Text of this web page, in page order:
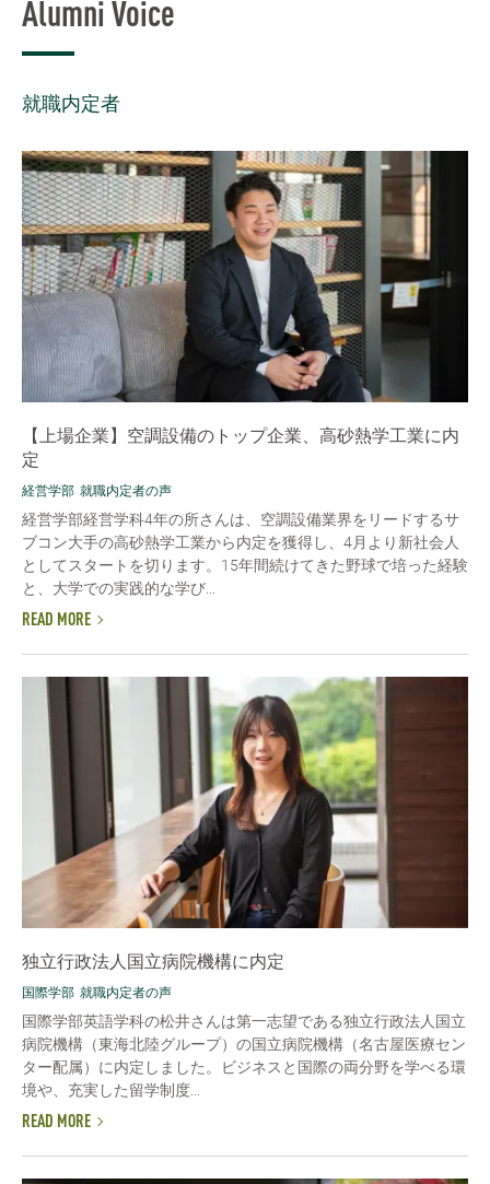
Alumni Voice
就職内定者
【上場企業】空調設備のトップ企業、高砂熱学工業に内
定
経営学部 就職内定者の声
経営学部経営学科4年の所さんは、空調設備業界をリードするサ
ブコン大手の高砂熱学工業から内定を獲得し、4月より新社会人
としてスタートを切ります。15年間続けてきた野球で培った経験
と、大学での実践的な学び...
READ MORE
独立行政法人国立病院機構に内定
国際学部 就職内定者の声
国際学部英語学科の松井さんは第一志望である独立行政法人国立
病院機構（東海北陸グループ）の国立病院機構（名古屋医療セン
ター配属）に内定しました。ビジネスと国際の両分野を学べる環
境や、充実した留学制度...
READ MORE